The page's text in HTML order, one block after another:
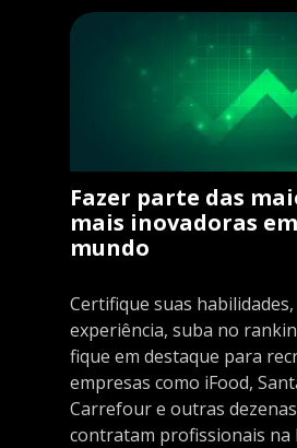
Fazer parte das
mais inovadoras
mundo
Certifique suas
experiência, suba no
fique em destaque para
empresas como iFood,
Carrefour e outras
contratam profissionais na